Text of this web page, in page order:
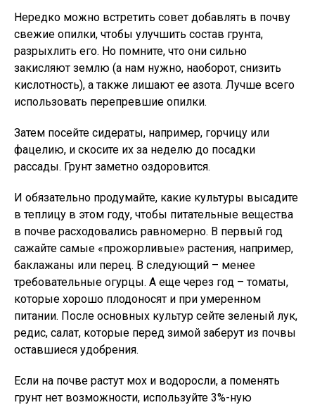
Нередко можно встретить совет добавлять в почву
свежие опилки, чтобы улучшить состав грунта,
разрыхлить его. Но помните, что они сильно
закисляют землю (а нам нужно, наоборот, снизить
кислотность), а также лишают ее азота. Лучше всего
использовать перепревшие опилки.
Затем посейте сидераты, например, горчицу или
фацелию, и скосите их за неделю до посадки
рассады. Грунт заметно оздоровится.
И обязательно продумайте, какие культуры высадите
в теплицу в этом году, чтобы питательные вещества
в почве расходовались равномерно. В первый год
сажайте самые «прожорливые» растения, например,
баклажаны или перец. В следующий – менее
требовательные огурцы. А еще через год – томаты,
которые хорошо плодоносят и при умеренном
питании. После основных культур сейте зеленый лук,
редис, салат, которые перед зимой заберут из почвы
оставшиеся удобрения.
Если на почве растут мох и водоросли, а поменять
грунт нет возможности, используйте 3%-ную